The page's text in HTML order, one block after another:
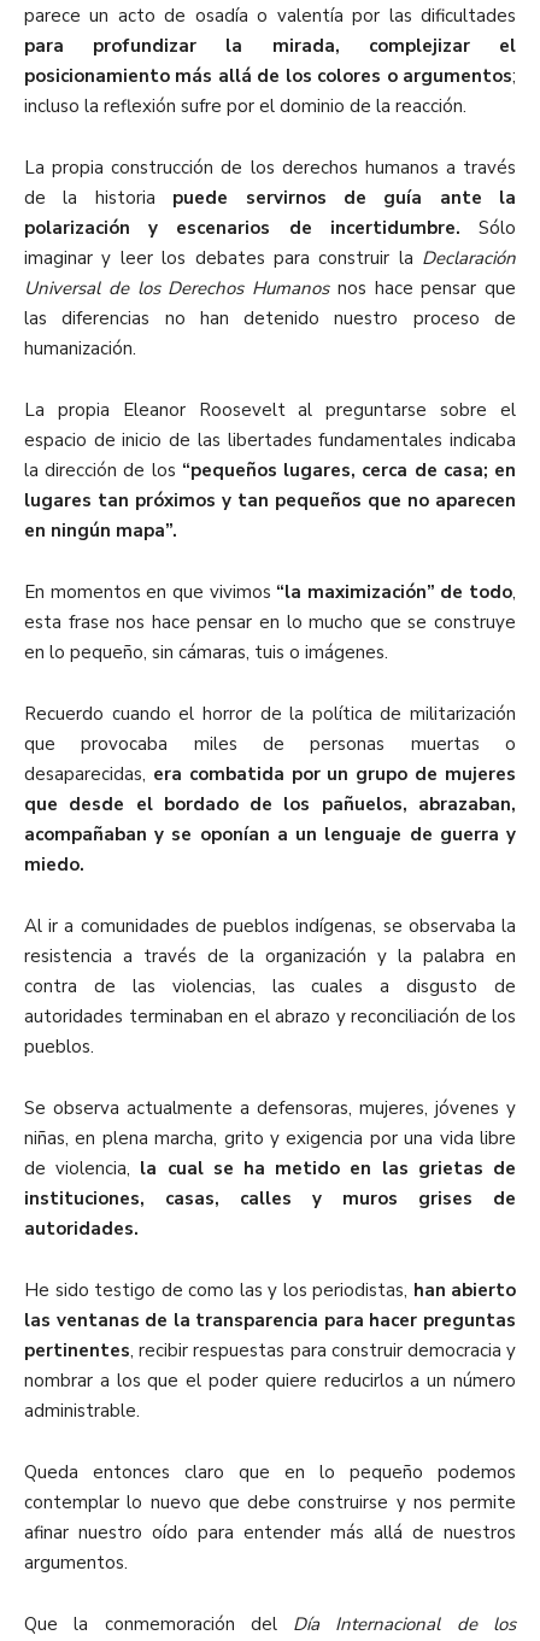
parece un acto de osadía o valentía por las dificultades
para profundizar la mirada, complejizar el
posicionamiento más allá de los colores o argumentos;
incluso la reflexión sufre por el dominio de la reacción.
La propia construcción de los derechos humanos a través
de la historia puede servirnos de guía ante la
polarización y escenarios de incertidumbre. Sólo
imaginar y leer los debates para construir la Declaración
Universal de los Derechos Humanosnos hace pensar que
las diferencias no han detenido nuestro proceso de
humanización.
La propia Eleanor Roosevelt al preguntarse sobre el
espacio de inicio de las libertades fundamentales indicaba
la dirección de los “pequeños lugares, cerca de casa; en
lugares tan próximos y tan pequeños que no aparecen
en ningún mapa”.
En momentos en que vivimos “la maximización” de todo,
esta frase nos hace pensar en lo mucho que se construye
en lo pequeño, sin cámaras, tuis o imágenes.
Recuerdo cuando el horror de la política de militarización
que provocaba miles de personas muertas o
desaparecidas, era combatida por un grupo de mujeres
que desde el bordado de los pañuelos, abrazaban,
acompañaban y se oponían a un lenguaje de guerra y
miedo.
Al ir a comunidades de pueblos indígenas, se observaba la
resistencia a través de la organización y la palabra en
contra de las violencias, las cuales a disgusto de
autoridades terminaban en el abrazo y reconciliación de los
pueblos.
Se observa actualmente a defensoras, mujeres, jóvenes y
niñas, en plena marcha, grito y exigencia por una vida libre
de violencia, la cual se ha metido en las grietas de
instituciones, casas, calles y muros grises de
autoridades.
He sido testigo de como las y los periodistas, han abierto
las ventanas de la transparencia para hacer preguntas
pertinentes, recibir respuestas para construir democracia y
nombrar a los que el poder quiere reducirlos a un número
administrable.
Queda entonces claro que en lo pequeño podemos
contemplar lo nuevo que debe construirse y nos permite
afinar nuestro oído para entender más allá de nuestros
argumentos.
Que la conmemoración del Día Internacional de los